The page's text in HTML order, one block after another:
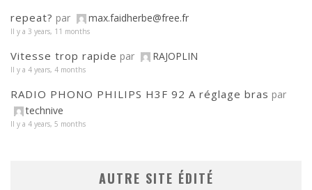
repeat? par max.faidherbe@free.fr
Il y a 3 years, 11 months
Vitesse trop rapide par RAJOPLIN
Il y a 4 years, 4 months
RADIO PHONO PHILIPS H3F 92 A réglage bras par
technive
Il y a 4 years, 5 months
AUTRE SITE ÉDITÉ